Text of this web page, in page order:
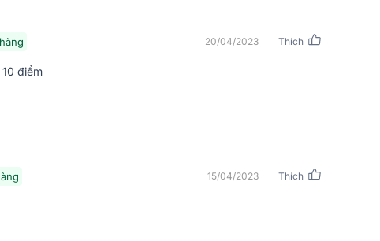
mắt trước đó, không ngừng cải thiện và sáng tạo mới
20/04/2023 Thích
điểm
15/04/2023 Thích